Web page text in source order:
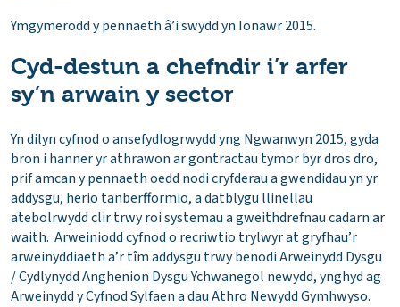
Ymgymerodd y pennaeth â’i swydd yn Ionawr 2015.
Cyd-destun a chefndir i’r arfer
sy’n arwain y sector
Yn dilyn cyfnod o ansefydlogrwydd yng Ngwanwyn 2015, gyda
bron i hanner yr athrawon ar gontractau tymor byr dros dro,
prif amcan y pennaeth oedd nodi cryfderau a gwendidau yn yr
addysgu, herio tanberfformio, a datblygu llinellau
atebolrwydd clir trwy roi systemau a gweithdrefnau cadarn ar
waith. Arweiniodd cyfnod o recriwtio trylwyr at gryfhau’r
arweinyddiaeth a’r tîm addysgu trwy benodi Arweinydd Dysgu
/ Cydlynydd Anghenion Dysgu Ychwanegol newydd, ynghyd ag
Arweinydd y Cyfnod Sylfaen a dau Athro Newydd Gymhwyso.